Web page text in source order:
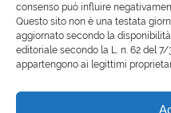
consenso può influire
Questo sito non è una testata
aggiornato secondo la
editoriale secondo la L. n. 62 del
appartengono ai legittimi
Tech
tecnologia
travel
Uncategorized